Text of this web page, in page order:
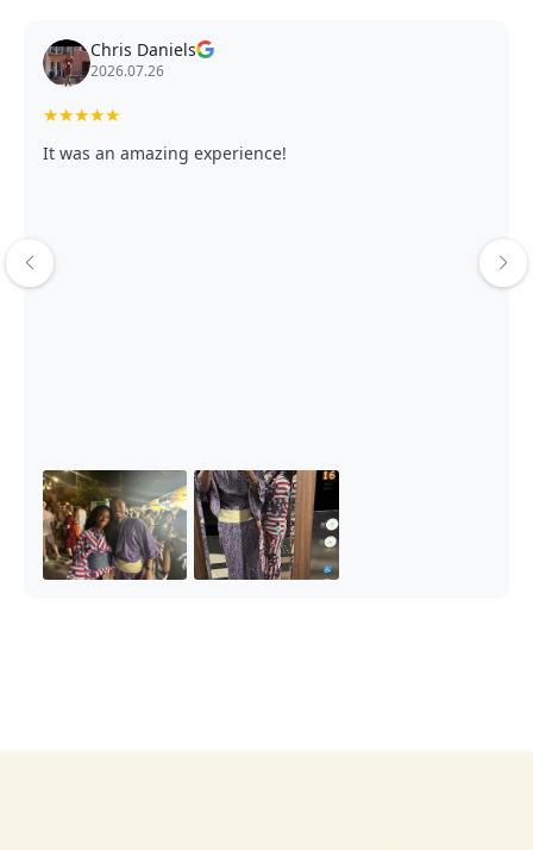
Chris Daniels
2026.07.26
★★★★★
It was an amazing experience!